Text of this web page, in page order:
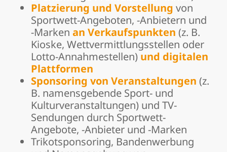
Platzierung und Vorstellung von
Sportwett-Angeboten, -Anbietern und
-Marken an Verkaufspunkten (z. B.
Kioske, Wettvermittlungsstellen oder
Lotto-Annahmestellen) und digitalen
Plattformen
Sponsoring von Veranstaltungen (z.
B. namensgebende Sport- und
Kulturveranstaltungen) und TV-
Sendungen durch Sportwett-
Angebote, -Anbieter und -Marken
Trikotsponsoring, Bandenwerbung